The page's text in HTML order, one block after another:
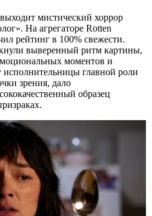
мистический хоррор
На агрегаторе Rotten
рейтинг в 100% свежести.
выверенный ритм картины,
моментов и
исполнительницы главной роли
зрения, дало
образец